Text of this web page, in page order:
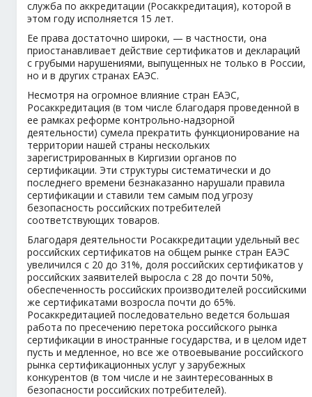
служба по аккредитации (Росаккредитация), которой в
этом году исполняется 15 лет.
Ее права достаточно широки, — в частности, она
приостанавливает действие сертификатов и деклараций
с грубыми нарушениями, выпущенных не только в России,
но и в других странах ЕАЭС.
Несмотря на огромное влияние стран ЕАЭС,
Росаккредитация (в том числе благодаря проведенной в
ее рамках реформе контрольно-надзорной
деятельности) сумела прекратить функционирование на
территории нашей страны нескольких
зарегистрированных в Киргизии органов по
сертификации. Эти структуры систематически и до
последнего времени безнаказанно нарушали правила
сертификации и ставили тем самым под угрозу
безопасность российских потребителей
соответствующих товаров.
Благодаря деятельности Росаккредитации удельный вес
российских сертификатов на общем рынке стран ЕАЭС
увеличился с 20 до 31%, доля российских сертификатов у
российских заявителей выросла с 28 до почти 50%,
обеспеченность российских производителей российскими
же сертификатами возросла почти до 65%.
Росаккредитацией последовательно ведется большая
работа по пресечению перетока российского рынка
сертификации в иностранные государства, и в целом идет
пусть и медленное, но все же отвоевывание российского
рынка сертификационных услуг у зарубежных
конкурентов (в том числе и не заинтересованных в
безопасности российских потребителей).